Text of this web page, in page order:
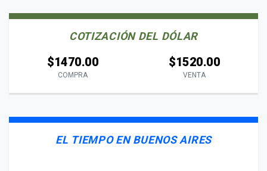
COTIZACIÓN DEL DÓLAR
$1470.00
COMPRA
$1520.00
VENTA
EL TIEMPO EN BUENOS AIRES